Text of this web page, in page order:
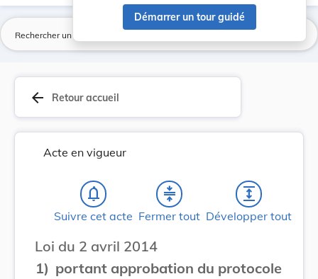
Démarrer un tour guidé
arrow_back Retour accueil
Acte en vigueur
notifications_none
Suivre cet acte
compress
Fermer tout
expand
Développer tout
Loi du 2 avril 2014
1) portant approbation du protocole